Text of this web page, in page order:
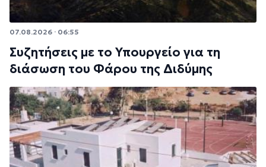
07.08.2026 · 06:55
Συζητήσεις με το Υπουργείο για τη
διάσωση του Φάρου της Διδύμης